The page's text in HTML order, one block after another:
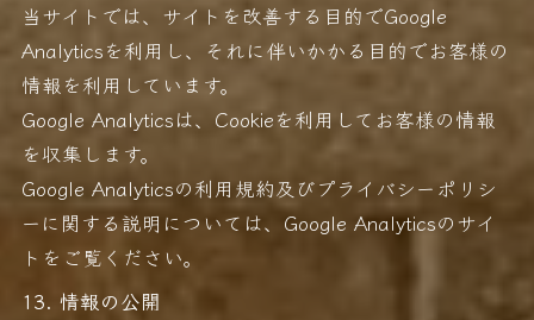
当サイトでは、サイトを改善する目的でGoogle
Analyticsを利用し、それに伴いかかる目的でお客様の
情報を利用しています。
Google Analyticsは、Cookieを利用してお客様の情報
を収集します。
Google Analyticsの利用規約及びプライバシーポリシ
ーに関する説明については、Google Analyticsのサイ
トをご覧ください。
13. 情報の公開